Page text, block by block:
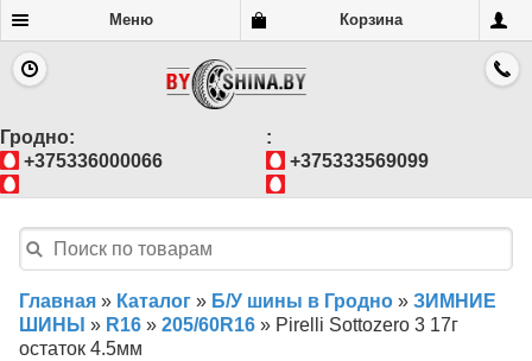
Меню Корзина
Гродно:
+375336000066
:
+375333569099
Главная » Каталог » Б/У шины в Гродно » ЗИМНИЕ
ШИНЫ » R16 » 205/60R16 » Pirelli Sottozero 3 17г
остаток 4.5мм